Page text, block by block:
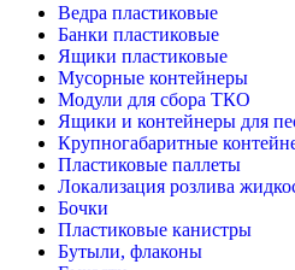
Ведра пластиковые
Банки пластиковые
Ящики пластиковые
Мусорные контейнеры
Модули для сбора ТКО
Ящики и контейнеры для
Крупногабаритные
Пластиковые паллеты
Локализация розлива
Бочки
Пластиковые канистры
Бутыли, флаконы